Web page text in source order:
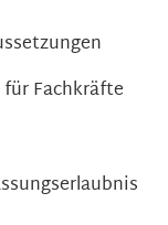
Fachkräfte